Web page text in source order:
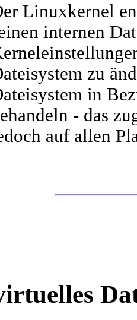
Linuxkernel
internen
zu
in
- das
auf allen